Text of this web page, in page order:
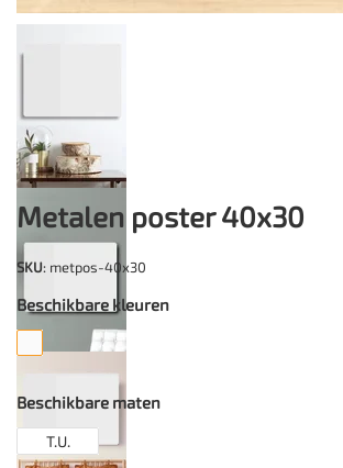
Metalen poster 40x30
SKU: metpos-40x30
Beschikbare kleuren
Beschikbare maten
T.U.